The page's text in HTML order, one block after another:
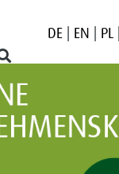
DE| EN PL|